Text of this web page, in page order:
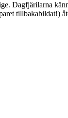
Dagfjärilarna
tillbakabildat!)